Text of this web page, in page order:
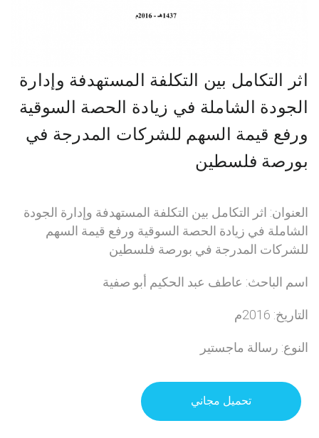
اثر التكامل بين التكلفة المستهدفة وإدارة
الجودة الشاملة في زيادة الحصة السوقية
ورفع قيمة السهم للشركات المدرجة في
بورصة فلسطين
العنوان: اثر التكامل بين التكلفة المستهدفة وإدارة الجودة
الشاملة في زيادة الحصة السوقية ورفع قيمة السهم
للشركات المدرجة في بورصة فلسطين
اسم الباحث: عاطف عبد الحكيم أبو صفية
التاريخ: 2016م
النوع: رسالة ماجستير
تحميل مجاني